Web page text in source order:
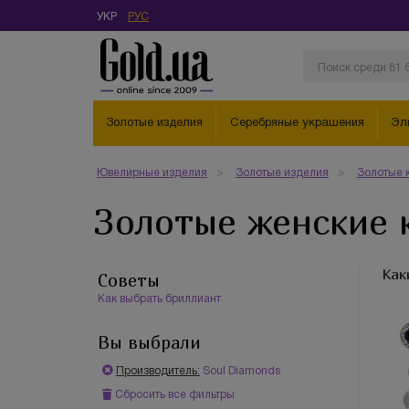
УКР РУС
Золотые изделия Серебряные украшения
Ювелирные изделия Золотые изделия Золотые
Золотые женские
Советы
Как выбрать бриллиант
Вы выбрали
Производитель: Soul Diamonds
Сбросить все фильтры